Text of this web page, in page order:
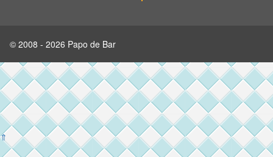
© 2008 - 2026 Papo de Bar
⇑